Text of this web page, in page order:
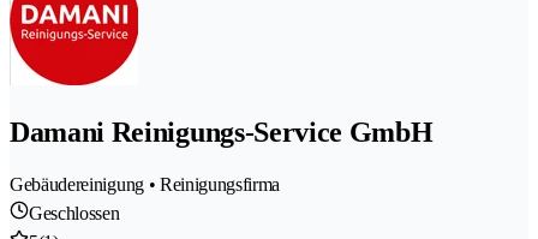
Damani Reinigungs-Service GmbH
Gebäudereinigung • Reinigungsfirma
Geschlossen